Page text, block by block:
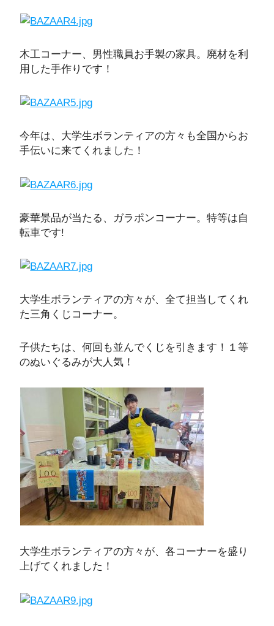
木工コーナー、男性職員お手製の家具。廃材を利
用した手作りです！
今年は、大学生ボランティアの方々も全国からお
手伝いに来てくれました！
豪華景品が当たる、ガラポンコーナー。特等は自
転車です!
大学生ボランティアの方々が、全て担当してくれ
た三角くじコーナー。
子供たちは、何回も並んでくじを引きます！１等
のぬいぐるみが大人気！
大学生ボランティアの方々が、各コーナーを盛り
上げてくれました！